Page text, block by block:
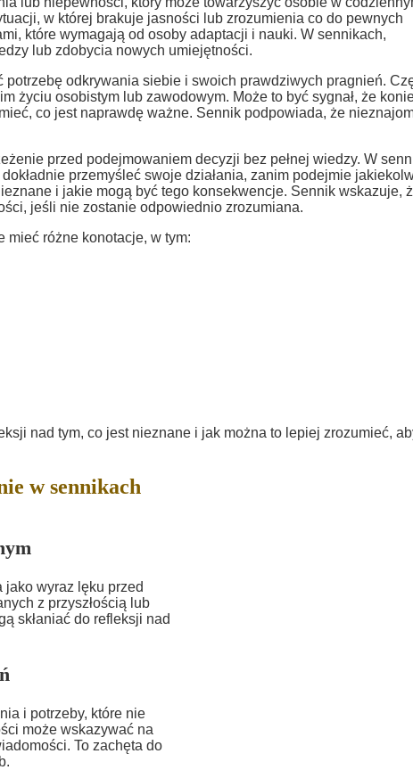
w której brakuje jasności lub zrozumienia co do pewnych
które wymagają od osoby adaptacji i nauki. W sennikach,
lub zdobycia nowych umiejętności.
potrzebę odkrywania siebie i swoich prawdziwych pragnień.
życiu osobistym lub zawodowym. Może to być sygnał, że
co jest naprawdę ważne. Sennik podpowiada, że
przed podejmowaniem decyzji bez pełnej wiedzy. W
przemyśleć swoje działania, zanim podejmie
i jakie mogą być tego konsekwencje. Sennik wskazuje,
jeśli nie zostanie odpowiednio zrozumiana.
mieć różne konotacje, w tym:
nad tym, co jest nieznane i jak można to lepiej zrozumieć,
w sennikach
wyraz lęku przed
z przyszłością lub
skłaniać do refleksji nad
i potrzeby, które nie
może wskazywać na
To zachęta do